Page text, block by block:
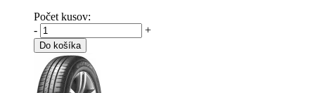
Počet kusov:
-
+
Do košíka